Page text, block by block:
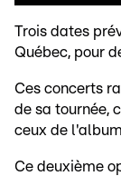
Trois dates
Québec, pour
Ces concerts
de sa tournée,
ceux de
Ce deuxième